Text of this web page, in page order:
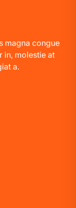
magna congue
in, molestie at
a.